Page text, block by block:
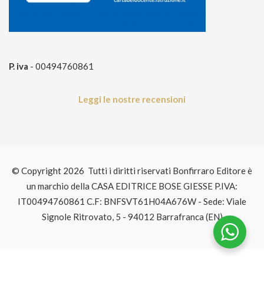
P. iva - 00494760861
Leggi le nostre recensioni
© Copyright 2026 Tutti i diritti riservati Bonfirraro Editore è
un marchio della CASA EDITRICE BOSE GIESSE P.IVA:
IT00494760861 C.F: BNFSVT61H04A676W - Sede: Viale
Signole Ritrovato, 5 - 94012 Barrafranca (EN)